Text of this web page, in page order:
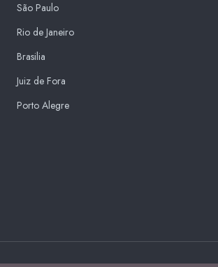
São Paulo
Rio de Janeiro
Brasilia
Juiz de Fora
Porto Alegre